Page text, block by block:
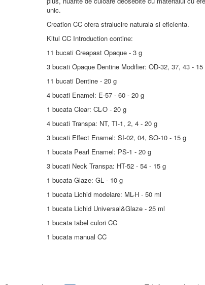
unic.
Creation CC ofera stralucire naturala si eficienta.
Kitul CC Introduction contine:
11 bucati Creapast Opaque - 3 g
3 bucati Opaque Dentine Modifier: OD-32, 37, 43 - 15
11 bucati Dentine - 20 g
4 bucati Enamel: E-57 - 60 - 20 g
1 bucata Clear: CL-O - 20 g
4 bucati Transpa: NT, TI-1, 2, 4 - 20 g
3 bucati Effect Enamel: SI-02, 04, SO-10 - 15 g
1 bucata Pearl Enamel: PS-1 - 20 g
3 bucati Neck Transpa: HT-52 - 54 - 15 g
1 bucata Glaze: GL - 10 g
1 bucata Lichid modelare: ML-H - 50 ml
1 bucata Lichid Universal&Glaze - 25 ml
1 bucata tabel culori CC
1 bucata manual CC